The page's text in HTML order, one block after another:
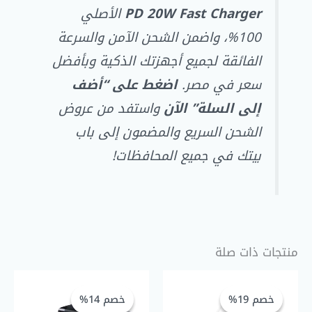
PD 20W Fast Chargerالأصلي
100%، واضمن الشحن الآمن والسرعة
الفائقة لجميع أجهزتك الذكية وبأفضل
سعر في مصر.اضغط على “أضف
إلى السلة” الآنواستفد من عروض
الشحن السريع والمضمون إلى باب
بيتك في جميع المحافظات!
منتجات ذات صلة
خصم 19%
خصم 19% خصم 14%
خصم 14%